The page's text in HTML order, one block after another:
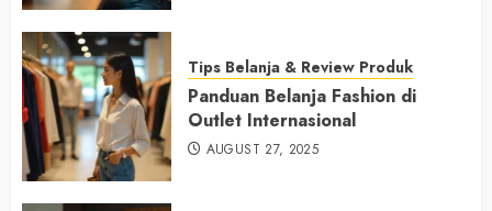
Tips Belanja & Review Produk
Panduan Belanja Fashion di
Outlet Internasional
AUGUST 27, 2025